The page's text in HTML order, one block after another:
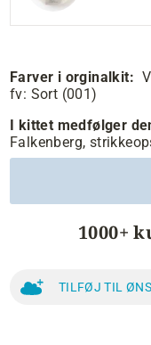
Farver i orginalkit:
fv: Sort (001)
I kittet medfølger
Falkenberg,
1000+
TILFØJ TIL